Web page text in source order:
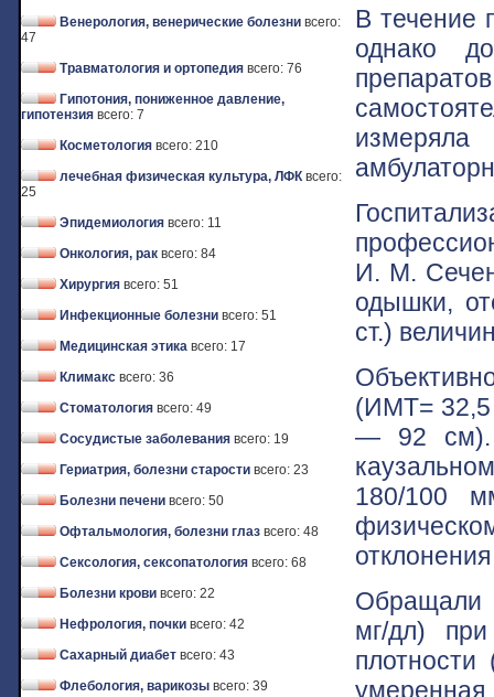
Венерология, венерические болезни всего:
47
Травматология и ортопедия всего: 76
Гипотония, пониженное давление,
гипотензия всего: 7
Косметология всего: 210
лечебная физическая культура, ЛФК всего:
25
Эпидемиология всего: 11
Онкология, рак всего: 84
Хирургия всего: 51
Инфекционные болезни всего: 51
Медицинская этика всего: 17
Климакс всего: 36
Стоматология всего: 49
Сосудистые заболевания всего: 19
Гериатрия, болезни старости всего: 23
Болезни печени всего: 50
Офтальмология, болезни глаз всего: 48
Сексология, сексопатология всего: 68
Болезни крови всего: 22
Нефрология, почки всего: 42
Сахарный диабет всего: 43
Флебология, варикозы всего: 39
В течение
однако
измеряла
И. М.
одышки,
ст.)
(ИМТ= 32,5
— 92 см).
180/100
Обращали
мг/дл)
плотности
умеренная